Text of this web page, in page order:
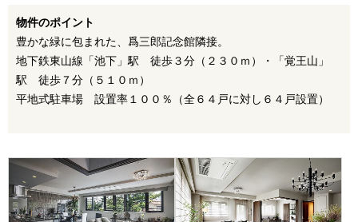
物件のポイント
豊かな緑に包まれた、爲三郎記念館隣接。
地下鉄東山線「池下」駅 徒歩３分（２３０ｍ）・「覚王山」
駅 徒歩７分（５１０ｍ）
平地式駐車場 設置率１００％（全６４戸に対し６４戸設置）